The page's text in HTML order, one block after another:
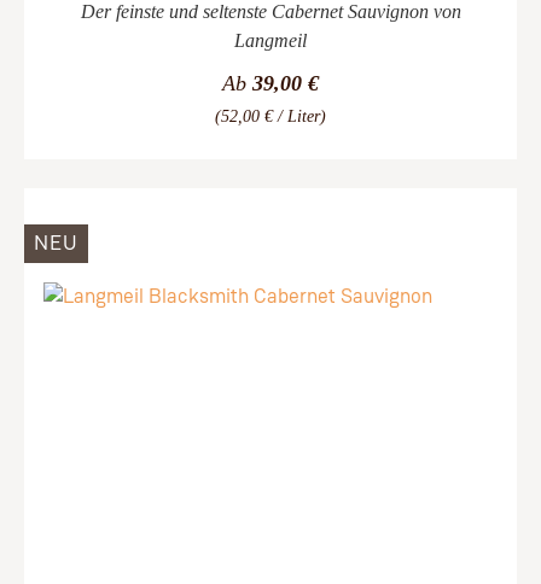
Der feinste und seltenste Cabernet Sauvignon von
Langmeil
Ab 39,00 €
(52,00 € / Liter)
NEU